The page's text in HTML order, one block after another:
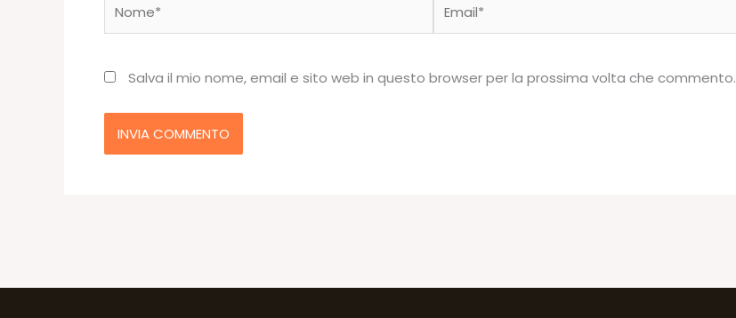
Salva il mio nome, email e sito web in questo browser per la prossima volta che commento.